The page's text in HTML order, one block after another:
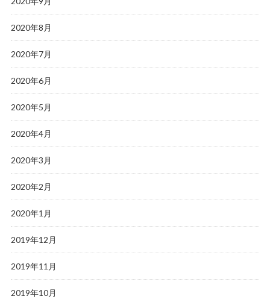
2020年8月
2020年7月
2020年6月
2020年5月
2020年4月
2020年3月
2020年2月
2020年1月
2019年12月
2019年11月
2019年10月